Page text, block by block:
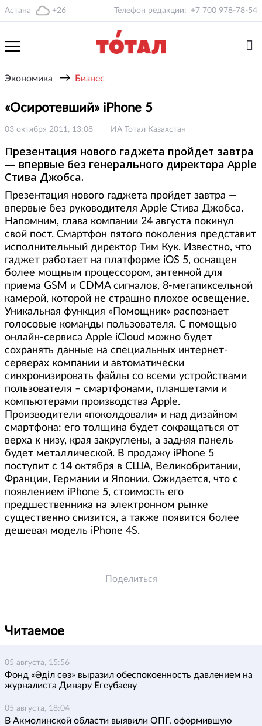
Астана +26 Телефон редакции: +7 700 978-78-54
Экономика → Бизнес
«Осиротевший» iPhone 5
03 октября 2011, 13:08 ИА Тотал Казахстан
Презентация нового гаджета пройдет завтра
— впервые без генерального директора Applе
Стива Джобса.
Презентация нового гаджета пройдет завтра —
впервые без руководителя Applе Стива Джобса.
Напомним, глава компании 24 августа покинул
свой пост. Смартфон пятого поколения представит
исполнительный директор Тим Кук. Известно, что
гаджет работает на платформе iOS 5, оснащен
более мощным процессором, антенной для
приема GSM и CDMA сигналов, 8-мегапиксельной
камерой, которой не страшно плохое освещение.
Уникальная функция «Помощник» распознает
голосовые команды пользователя. С помощью
онлайн-сервиса Apple iCloud можно будет
сохранять данные на специальных интернет-
серверах компании и автоматически
синхронизировать файлы со всеми устройствами
пользователя – смартфонами, планшетами и
компьютерами производства Apple.
Производители «поколдовали» и над дизайном
смартфона: его толщина будет сокращаться от
верха к низу, края закруглены, а задняя панель
будет металлической. В продажу iPhone 5
поступит с 14 октября в США, Великобритании,
Франции, Германии и Японии. Ожидается, что с
появлением iPhone 5, стоимость его
предшественника на электронном рынке
существенно снизится, а также появится более
дешевая модель iPhone 4S.
Поделиться
Читаемое
05 августа, 15:56
Фонд «Әділ сөз» выразил обеспокоенность давлением на
журналиста Динару Егеубаеву
05 августа, 18:04
В Акмолинской области выявили ОПГ, оформившую